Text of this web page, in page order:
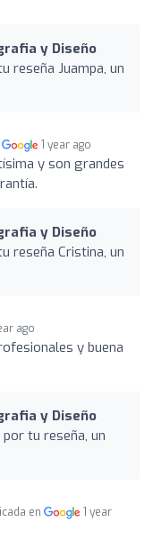
y Diseño
reseña Juampa, un
1 year ago
y son grandes
y Diseño
reseña Cristina, un
ago
y buena
y Diseño
tu reseña, un
en
1 year